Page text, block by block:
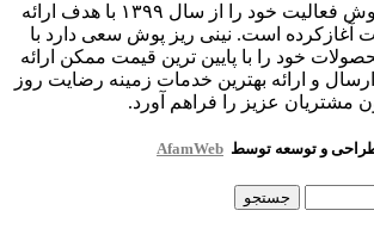
مجموعه نینی ریزپوش فعالیت خود را از سال ۱۳۹۹ با هدف ارائه
آغازکرده است. نینی ریز پوش سعی دارد با
خود را با پایین ترین قیمت ممکن ارائه
و ارائه بهترین خدمات زمینه رضایت روز
مشتریان عزیز را فراهم آورد.
و توسعه توسط AfamWeb
جستجو